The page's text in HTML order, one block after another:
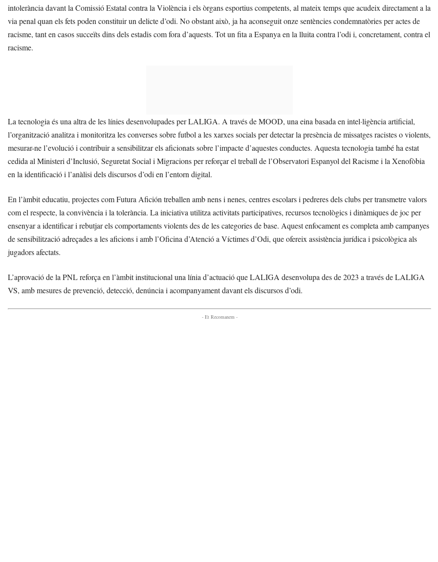
intolerància davant la Comissió Estatal contra la Violència i els òrgans esportius competents, al mateix temps que acudeix directament a la
via penal quan els fets poden constituir un delicte d’odi. No obstant això, ja ha aconseguit onze sentències condemnatòries per actes de
racisme, tant en casos succeïts dins dels estadis com fora d’aquests. Tot un fita a Espanya en la lluita contra l’odi i, concretament, contra el
racisme.
La tecnologia és una altra de les línies desenvolupades per LALIGA. A través de MOOD, una eina basada en intel·ligència artificial,
l’organització analitza i monitoritza les converses sobre futbol a les xarxes socials per detectar la presència de missatges racistes o violents,
mesurar-ne l’evolució i contribuir a sensibilitzar els aficionats sobre l’impacte d’aquestes conductes. Aquesta tecnologia també ha estat
cedida al Ministeri d’Inclusió, Seguretat Social i Migracions per reforçar el treball de l’Observatori Espanyol del Racisme i la Xenofòbia
en la identificació i l’anàlisi dels discursos d’odi en l’entorn digital.
En l’àmbit educatiu, projectes com Futura Afición treballen amb nens i nenes, centres escolars i pedreres dels clubs per transmetre valors
com el respecte, la convivència i la tolerància. La iniciativa utilitza activitats participatives, recursos tecnològics i dinàmiques de joc per
ensenyar a identificar i rebutjar els comportaments violents des de les categories de base. Aquest enfocament es completa amb campanyes
de sensibilització adreçades a les aficions i amb l’Oficina d’Atenció a Víctimes d’Odi, que ofereix assistència jurídica i psicològica als
jugadors afectats.
L’aprovació de la PNL reforça en l’àmbit institucional una línia d’actuació que LALIGA desenvolupa des de 2023 a través de LALIGA
VS, amb mesures de prevenció, detecció, denúncia i acompanyament davant els discursos d’odi.
- Et Recomanem -